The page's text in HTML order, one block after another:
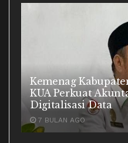
Kemenag
KUA Perkuat
Digitalisasi Data
7 BULAN AGO